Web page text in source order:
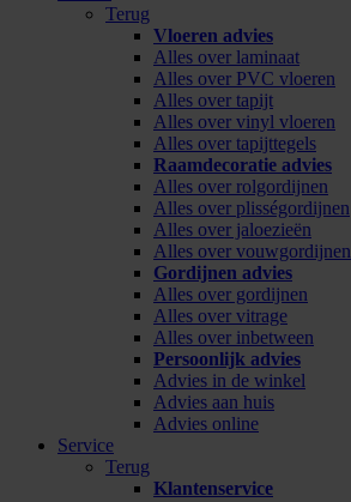
Terug
Vloeren advies
Alles over laminaat
Alles over PVC vloeren
Alles over tapijt
Alles over vinyl vloeren
Alles over tapijttegels
Raamdecoratie advies
Alles over rolgordijnen
Alles over plisségordijnen
Alles over jaloezieën
Alles over vouwgordijnen
Gordijnen advies
Alles over gordijnen
Alles over vitrage
Alles over inbetween
Persoonlijk advies
Advies in de winkel
Advies aan huis
Advies online
Service
Terug
Klantenservice